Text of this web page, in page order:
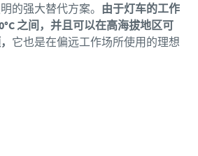
的强大替代方案。 由于灯车的工作
之间，并且可以在高海拔地区可
它也是在偏远工作场所使用的理想